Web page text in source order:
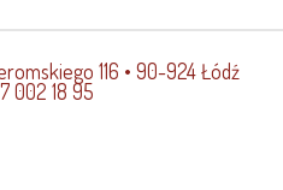
116 • 90-924 Łódź
002 18 95